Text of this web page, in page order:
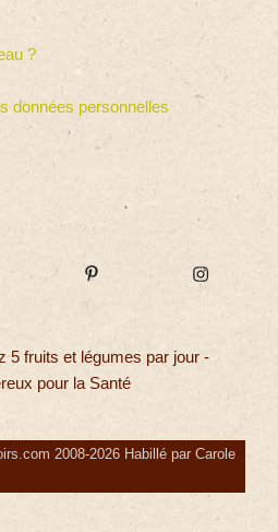
?
données personnelles
5 fruits et légumes par jour -
pour la Santé
2008-2026 Habillé par Carole